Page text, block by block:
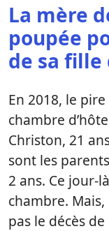
La mère
poupée
de sa fille
En 2018, le
chambre
Christon, 21
sont les
2 ans. Ce jour-
chambre.
pas le décès